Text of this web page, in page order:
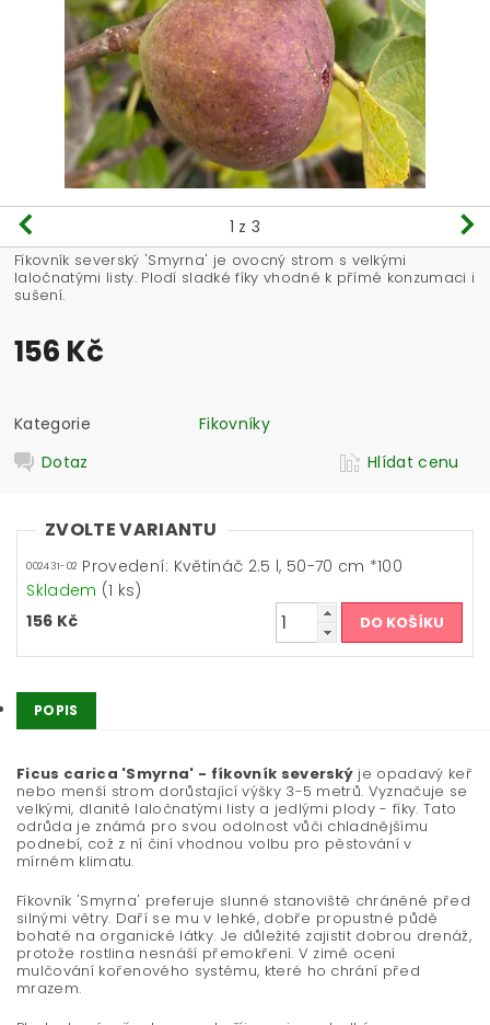
1 z 3
Fíkovník severský 'Smyrna' je ovocný strom s velkými
laločnatými listy. Plodí sladké fíky vhodné k přímé konzumaci i
sušení.
156 Kč
Kategorie
Fikovníky
Dotaz
Hlídat cenu
ZVOLTE VARIANTU
002431-02 Provedení: Květináč 2.5 l, 50-70 cm *100
Skladem (1 ks)
156 Kč
POPIS
Ficus carica 'Smyrna' - fíkovník severský je opadavý keř
nebo menší strom dorůstající výšky 3-5 metrů. Vyznačuje se
velkými, dlanitě laločnatými listy a jedlými plody - fíky. Tato
odrůda je známá pro svou odolnost vůči chladnějšímu
podnebí, což z ní činí vhodnou volbu pro pěstování v
mírném klimatu.
Fíkovník 'Smyrna' preferuje slunné stanoviště chráněné před
silnými větry. Daří se mu v lehké, dobře propustné půdě
bohaté na organické látky. Je důležité zajistit dobrou drenáž,
protože rostlina nesnáší přemokření. V zimě ocení
mulčování kořenového systému, které ho chrání před
mrazem.